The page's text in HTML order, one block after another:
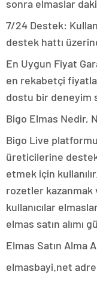
sonra elmaslar
7/24 Destek:
destek hattı
En Uygun Fiyat
en rekabetçi
dostu bir deneyim
Bigo Elmas Nedir,
Bigo Live
üreticilerine
etmek için
rozetler kazanmak
kullanıcılar
elmas satın alımı
Elmas Satın Alma
elmasbayi.net